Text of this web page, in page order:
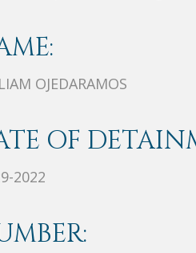
OJEDARAMOS
OF
2022